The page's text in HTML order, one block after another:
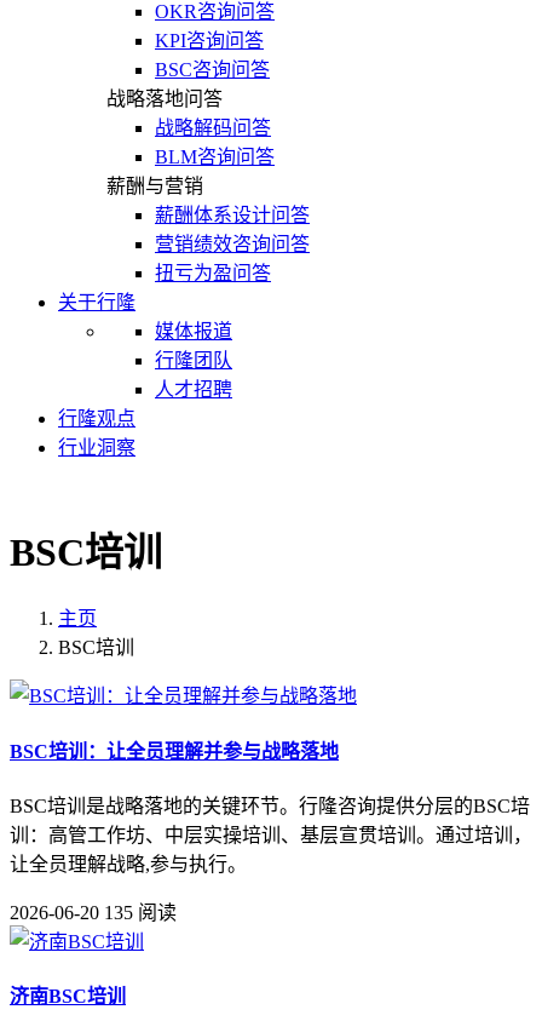
OKR咨询问答
KPI咨询问答
BSC咨询问答
战略落地问答
战略解码问答
BLM咨询问答
薪酬与营销
薪酬体系设计问答
营销绩效咨询问答
扭亏为盈问答
关于行隆
媒体报道
行隆团队
人才招聘
行隆观点
行业洞察
BSC培训
主页
BSC培训
BSC培训：让全员理解并参与战略落地
BSC培训是战略落地的关键环节。行隆咨询提供分层的BSC培
训：高管工作坊、中层实操培训、基层宣贯培训。通过培训，
让全员理解战略,参与执行。
2026-06-20 135 阅读
济南BSC培训